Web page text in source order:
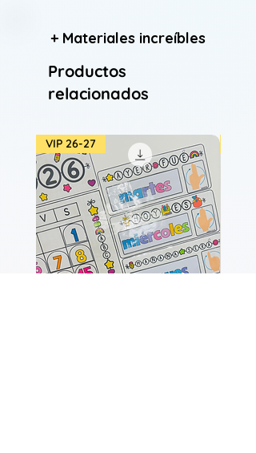
+ Materiales increíbles
Productos
relacionados
VIP 26-27